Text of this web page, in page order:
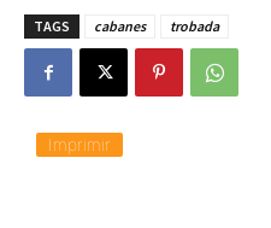
TAGS cabanes trobada
Imprimir